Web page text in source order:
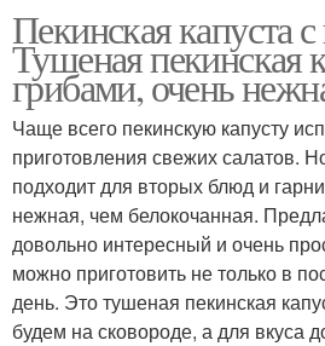
Пекинская капуста
Тушеная пекинская
грибами, очень
Чаще всего пекинскую капусту
приготовления свежих салатов.
подходит для вторых блюд и
нежная, чем белокочанная.
довольно интересный и очень
можно приготовить не только в
день. Это тушеная пекинская
будем на сковороде, а для вкуса